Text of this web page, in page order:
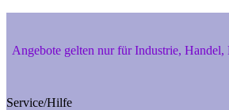
Angebote gelten nur für Industrie, Handel,
Service/Hilfe